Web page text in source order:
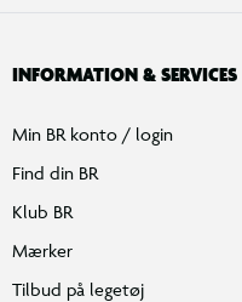
INFORMATION & SERVICES
Min BR konto / login
Find din BR
Klub BR
Mærker
Tilbud på legetøj